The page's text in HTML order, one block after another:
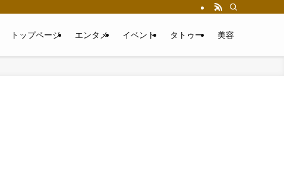
トップページ エンタメ イベント タトゥー 美容